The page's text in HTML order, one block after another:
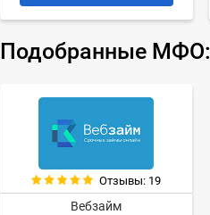
Подобранные МФО:
Отзывы: 19
Вебзайм